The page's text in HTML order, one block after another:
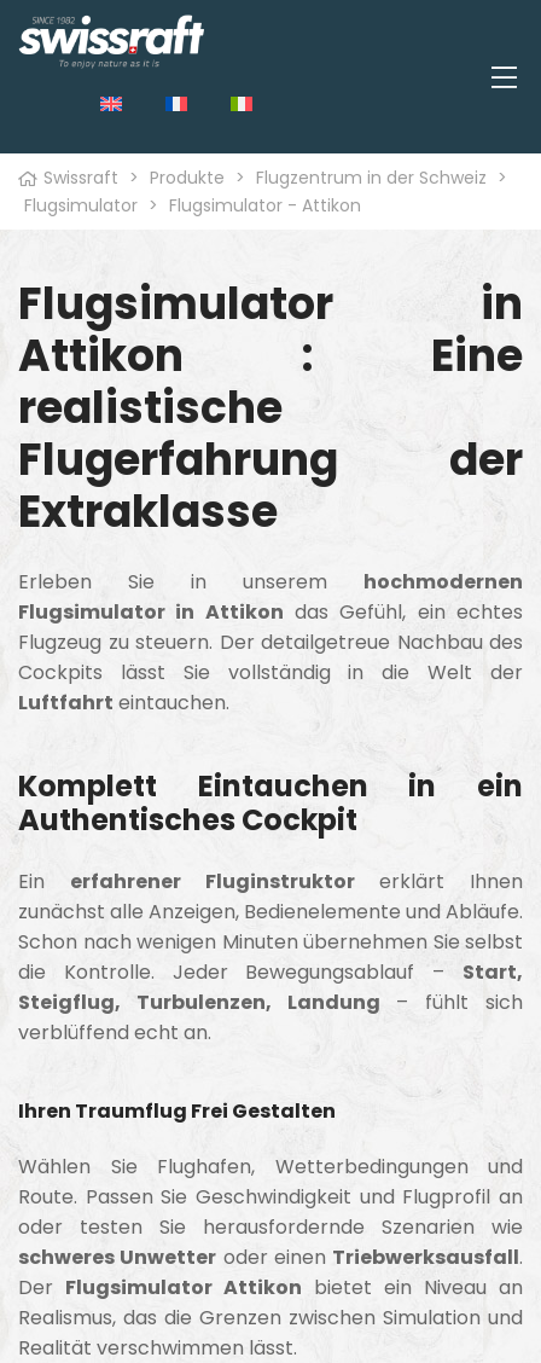
Swissraft > Produkte > Flugzentrum in der Schweiz >
Flugsimulator > Flugsimulator - Attikon
Flugsimulator in
Attikon : Eine
realistische
Flugerfahrung der
Extraklasse
Erleben Sie in unserem hochmodernen
Flugsimulator in Attikon das Gefühl, ein echtes
Flugzeug zu steuern. Der detailgetreue Nachbau des
Cockpits lässt Sie vollständig in die Welt der
Luftfahrt eintauchen.
Komplett Eintauchen in ein
Authentisches Cockpit
Ein erfahrener Fluginstruktorerklärt Ihnen
zunächst alle Anzeigen, Bedienelemente und Abläufe.
Schon nach wenigen Minuten übernehmen Sie selbst
die Kontrolle. Jeder Bewegungsablauf – Start,
Steigflug, Turbulenzen, Landung – fühlt sich
verblüffend echt an.
Ihren Traumflug Frei Gestalten
Wählen Sie Flughafen, Wetterbedingungen und
Route. Passen Sie Geschwindigkeit und Flugprofil an
oder testen Sie herausfordernde Szenarien wie
schweres Unwetter oder einen Triebwerksausfall.
Der Flugsimulator Attikon bietet ein Niveau an
Realismus, das die Grenzen zwischen Simulation und
Realität verschwimmen lässt.